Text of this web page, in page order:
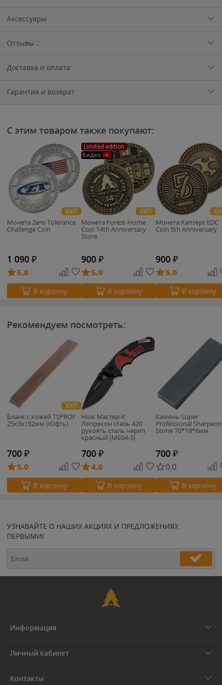
Аксессуары
Отзывы 2
Доставка и оплата
Гарантия и возврат
С этим товаром также покупают:
ХИТ!
Монета Zero Tolerance
Challenge Coin
1 090 ₽
5.0
В корзину
Limited edition
Видео
ХИТ!
Монета Forest-Home
Coin 14th Anniversary
Store
900 ₽
5.0
В корзину
Монета Kansept EDC
Coin 5th Anniversary
900 ₽
5.0
В корзину
Рекомендуем посмотреть:
ХИТ!
Бланк с кожей TSPROF
25х3х152мм (Юфть)
700 ₽
5.0
В корзину
Нож Мастер-К
Лепрекон сталь 420
рукоять сталь череп
красный (ME04-3)
700 ₽
4.0
В корзину
Камень Super
Professional
Stone 70*19*6мм
700 ₽
0.0
В корзину
УЗНАВАЙТЕ О НАШИХ АКЦИЯХ И ПРЕДЛОЖЕНИЯХ
ПЕРВЫМИ!
Информация
Личный кабинет
Контакты